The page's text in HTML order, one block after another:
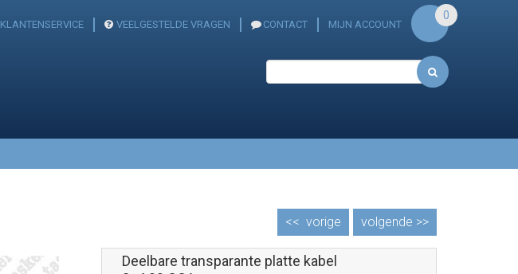
KLANTENSERVICE VEELGESTELDE VRAGEN CONTACT MIJN ACCOUNT
0
volgende >>
<< vorige
Deelbare transparante platte kabel